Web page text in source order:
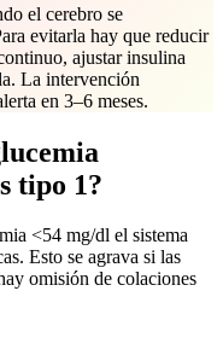
el cerebro se
evitarla hay que reducir
ajustar insulina
La intervención
en 3–6 meses.
tipo 1?
<54 mg/dl el sistema
Esto se agrava si las
omisión de colaciones